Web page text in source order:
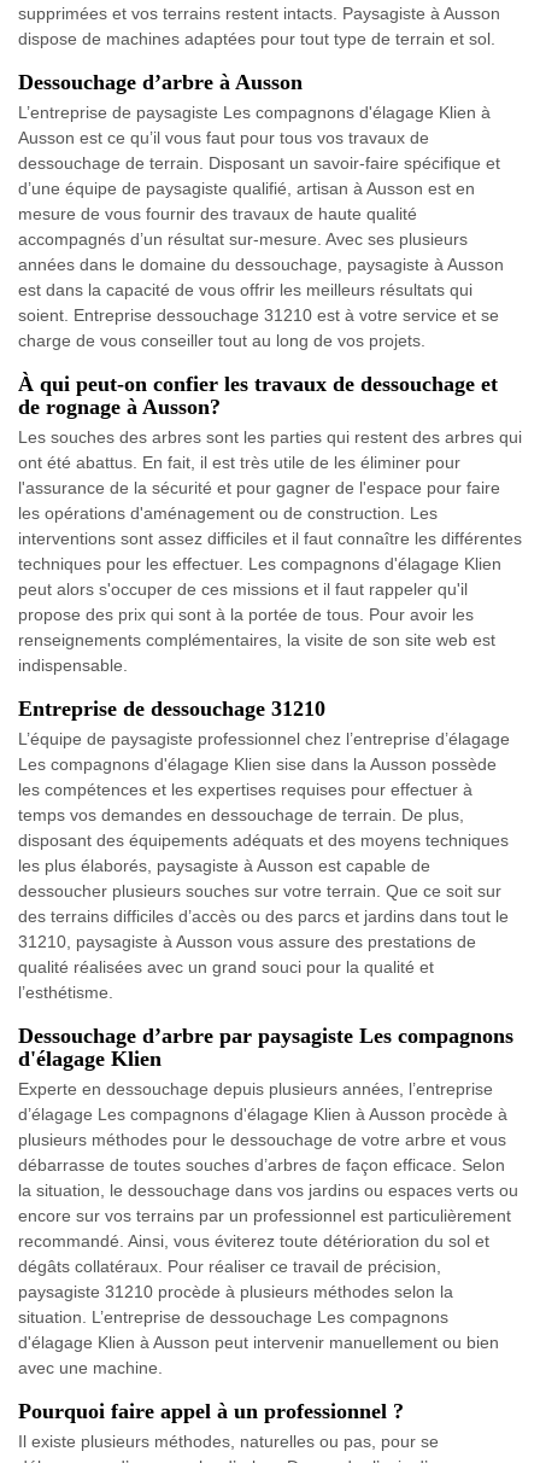
supprimées et vos terrains restent intacts. Paysagiste à Ausson
dispose de machines adaptées pour tout type de terrain et sol.
Dessouchage d’arbre à Ausson
L’entreprise de paysagiste Les compagnons d'élagage Klien à
Ausson est ce qu’il vous faut pour tous vos travaux de
dessouchage de terrain. Disposant un savoir-faire spécifique et
d’une équipe de paysagiste qualifié, artisan à Ausson est en
mesure de vous fournir des travaux de haute qualité
accompagnés d’un résultat sur-mesure. Avec ses plusieurs
années dans le domaine du dessouchage, paysagiste à Ausson
est dans la capacité de vous offrir les meilleurs résultats qui
soient. Entreprise dessouchage 31210 est à votre service et se
charge de vous conseiller tout au long de vos projets.
À qui peut-on confier les travaux de dessouchage et
de rognage à Ausson?
Les souches des arbres sont les parties qui restent des arbres qui
ont été abattus. En fait, il est très utile de les éliminer pour
l'assurance de la sécurité et pour gagner de l'espace pour faire
les opérations d'aménagement ou de construction. Les
interventions sont assez difficiles et il faut connaître les différentes
techniques pour les effectuer. Les compagnons d'élagage Klien
peut alors s'occuper de ces missions et il faut rappeler qu'il
propose des prix qui sont à la portée de tous. Pour avoir les
renseignements complémentaires, la visite de son site web est
indispensable.
Entreprise de dessouchage 31210
L’équipe de paysagiste professionnel chez l’entreprise d’élagage
Les compagnons d'élagage Klien sise dans la Ausson possède
les compétences et les expertises requises pour effectuer à
temps vos demandes en dessouchage de terrain. De plus,
disposant des équipements adéquats et des moyens techniques
les plus élaborés, paysagiste à Ausson est capable de
dessoucher plusieurs souches sur votre terrain. Que ce soit sur
des terrains difficiles d’accès ou des parcs et jardins dans tout le
31210, paysagiste à Ausson vous assure des prestations de
qualité réalisées avec un grand souci pour la qualité et
l’esthétisme.
Dessouchage d’arbre par paysagiste Les compagnons
d'élagage Klien
Experte en dessouchage depuis plusieurs années, l’entreprise
d’élagage Les compagnons d'élagage Klien à Ausson procède à
plusieurs méthodes pour le dessouchage de votre arbre et vous
débarrasse de toutes souches d’arbres de façon efficace. Selon
la situation, le dessouchage dans vos jardins ou espaces verts ou
encore sur vos terrains par un professionnel est particulièrement
recommandé. Ainsi, vous éviterez toute détérioration du sol et
dégâts collatéraux. Pour réaliser ce travail de précision,
paysagiste 31210 procède à plusieurs méthodes selon la
situation. L’entreprise de dessouchage Les compagnons
d'élagage Klien à Ausson peut intervenir manuellement ou bien
avec une machine.
Pourquoi faire appel à un professionnel ?
Il existe plusieurs méthodes, naturelles ou pas, pour se